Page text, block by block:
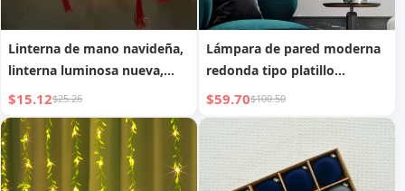
Linterna de mano navideña,
linterna luminosa nueva,
tejido de bambú para áreas
escénicas
$15.12$25.26
Lámpara de pared moderna
redonda tipo platillo
volante, colorida, simple,
creativa, para dormitorio,
entrada, sala de estar,
pasillo, pared de fondo,
lámpara decorativa de
$59.70$100.50